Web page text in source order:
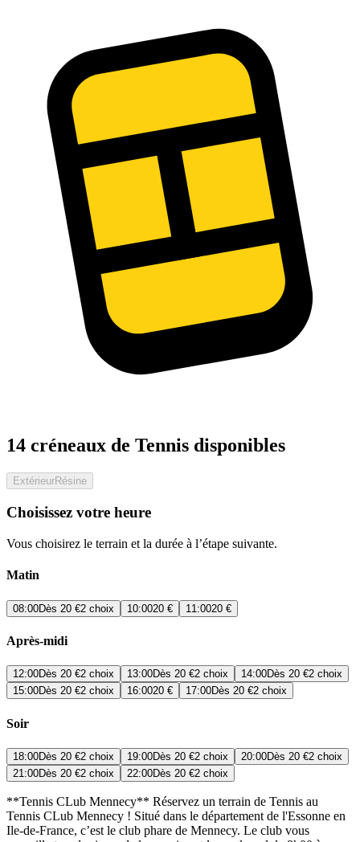
14 créneaux de Tennis disponibles
ExtérieurRésine
Choisissez votre heure
Vous choisirez le terrain et la durée à l’étape suivante.
Matin
08:00Dès 20 €2 choix 10:0020 € 11:0020 €
Après-midi
12:00Dès 20 €2 choix 13:00Dès 20 €2 choix 14:00Dès 20 €2 choix
15:00Dès 20 €2 choix 16:0020 € 17:00Dès 20 €2 choix
Soir
18:00Dès 20 €2 choix 19:00Dès 20 €2 choix 20:00Dès 20 €2 choix
21:00Dès 20 €2 choix 22:00Dès 20 €2 choix
**Tennis CLub Mennecy** Réservez un terrain de Tennis au
Tennis CLub Mennecy ! Situé dans le département de l'Essonne en
Ile-de-France, c’est le club phare de Mennecy. Le club vous